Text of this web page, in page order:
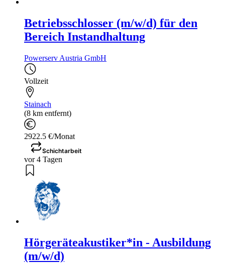
Betriebsschlosser (m/w/d) für den
Bereich Instandhaltung
Powerserv Austria GmbH
Vollzeit
Stainach
(8 km entfernt)
2922.5 €/Monat
Schichtarbeit
vor 4 Tagen
Hörgeräteakustiker*in - Ausbildung
(m/w/d)